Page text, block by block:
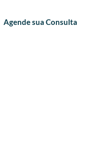
Agende sua Consulta